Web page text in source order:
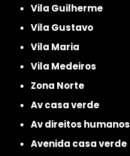
Vila Guilherme
Vila Gustavo
Vila Maria
Vila Medeiros
Zona Norte
av casa verde
av direitos humanos
avenida casa verde